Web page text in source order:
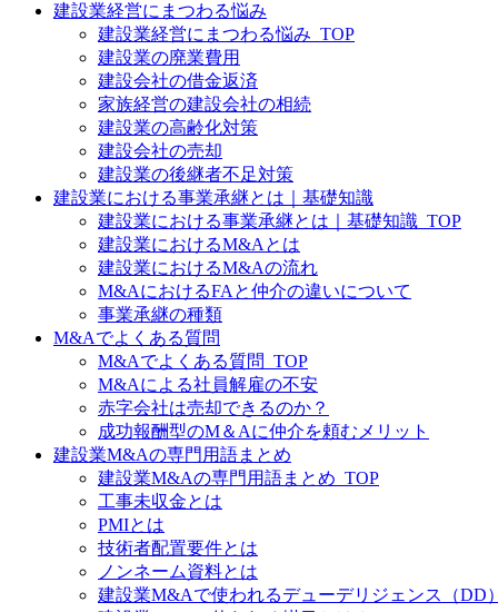
建設業経営にまつわる悩み
建設業経営にまつわる悩み_TOP
建設業の廃業費用
建設会社の借金返済
家族経営の建設会社の相続
建設業の高齢化対策
建設会社の売却
建設業の後継者不足対策
建設業における事業承継とは｜基礎知識
建設業における事業承継とは｜基礎知識_TOP
建設業におけるM&Aとは
建設業におけるM&Aの流れ
M&AにおけるFAと仲介の違いについて
事業承継の種類
M&Aでよくある質問
M&Aでよくある質問_TOP
M&Aによる社員解雇の不安
赤字会社は売却できるのか？
成功報酬型のM＆Aに仲介を頼むメリット
建設業M&Aの専門用語まとめ
建設業M&Aの専門用語まとめ_TOP
工事未収金とは
PMIとは
技術者配置要件とは
ノンネーム資料とは
建設業M&Aで使われるデューデリジェンス（DD